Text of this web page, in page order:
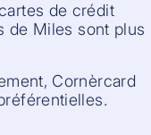
de crédit
de Miles sont plus
Cornèrcard